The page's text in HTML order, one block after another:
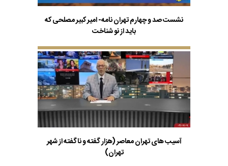
نشست صد و چهارم تهران نامه- امیر کبیر مصلحی که
باید از نو شناخت
آسیب های تهران معاصر (هزار گفته و ناگفته از شهر
تهران)